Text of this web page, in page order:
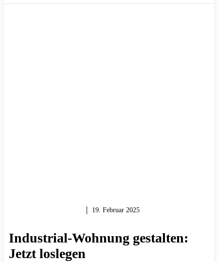
19. Februar 2025
Industrial-Wohnung gestalten:
Jetzt loslegen